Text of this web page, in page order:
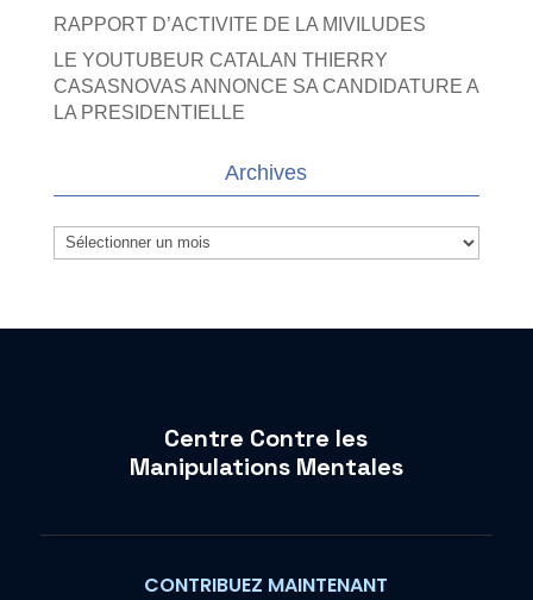
RAPPORT D’ACTIVITE DE LA MIVILUDES
LE YOUTUBEUR CATALAN THIERRY
CASASNOVAS ANNONCE SA CANDIDATURE A
LA PRESIDENTIELLE
Archives
Archives
Centre Contre les
Manipulations Mentales
CONTRIBUEZ MAINTENANT